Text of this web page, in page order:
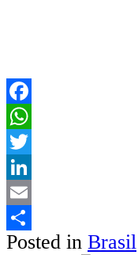
Facebook
WhatsApp
Twitter
LinkedIn
Email
Share
Posted in Brasil